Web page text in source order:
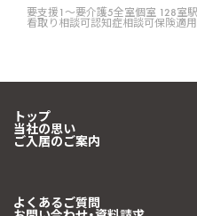
要支援1〜要介護5全室個室 128室
看取り相談可認知症相談可保険適
トップ
当社の思い
ご入居のご案内
よくあるご質問